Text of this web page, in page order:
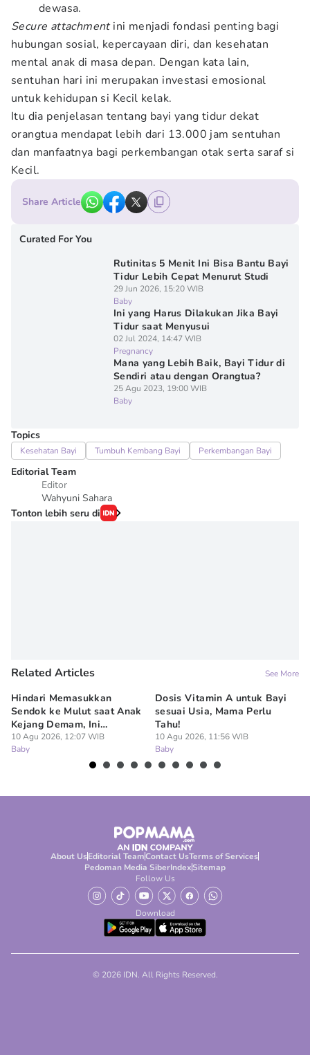
dewasa.
Secure attachmentini menjadi fondasi penting bagi
hubungan sosial, kepercayaan diri, dan kesehatan
mental anak di masa depan. Dengan kata lain,
sentuhan hari ini merupakan investasi emosional
untuk kehidupan si Kecil kelak.
Itu dia penjelasan tentang bayi yang tidur dekat
orangtua mendapat lebih dari 13.000 jam sentuhan
dan manfaatnya bagi perkembangan otak serta saraf si
Kecil.
Share Article
Curated For You
Rutinitas 5 Menit Ini Bisa Bantu Bayi
Tidur Lebih Cepat Menurut Studi
29 Jun 2026, 15:20 WIB
Baby
Ini yang Harus Dilakukan Jika Bayi
Tidur saat Menyusui
02 Jul 2024, 14:47 WIB
Pregnancy
Mana yang Lebih Baik, Bayi Tidur di
Sendiri atau dengan Orangtua?
25 Agu 2023, 19:00 WIB
Baby
Topics
Kesehatan Bayi Tumbuh Kembang Bayi Perkembangan Bayi
Editorial Team
Editor
Wahyuni Sahara
Tonton lebih seru di
Related Articles See More
Hindari Memasukkan
Sendok ke Mulut saat Anak
Kejang Demam, Ini
Bahayanya
10 Agu 2026, 12:07 WIB
Baby
Dosis Vitamin A untuk Bayi
sesuai Usia, Mama Perlu
Tahu!
10 Agu 2026, 11:56 WIB
Baby
About UsEditorial TeamContact UsTerms of Services
Pedoman Media SiberIndexSitemap
Follow Us
Download
© 2026 IDN. All Rights Reserved.